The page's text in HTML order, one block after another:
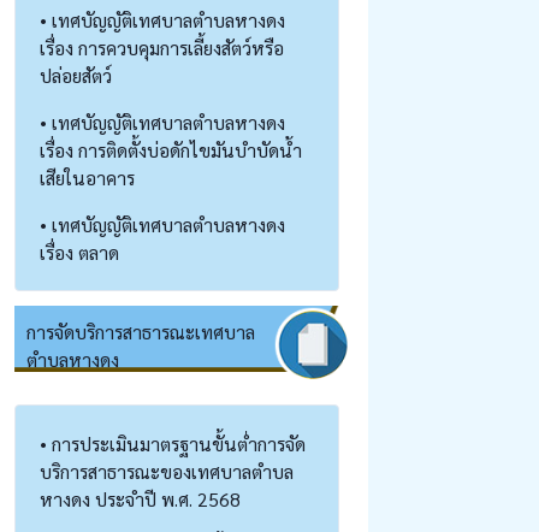
• เทศบัญญัติเทศบาลตำบลหางดง
เรื่อง การควบคุมการเลี้ยงสัตว์หรือ
ปล่อยสัตว์
• เทศบัญญัติเทศบาลตำบลหางดง
เรื่อง การติดตั้งบ่อดักไขมันบำบัดน้ำ
เสียในอาคาร
• เทศบัญญัติเทศบาลตำบลหางดง
เรื่อง ตลาด
การจัดบริการสาธารณะเทศบาล
ตำบลหางดง
• การประเมินมาตรฐานขั้นต่ำการจัด
บริการสาธารณะของเทศบาลตำบล
หางดง ประจำปี พ.ศ. 2568